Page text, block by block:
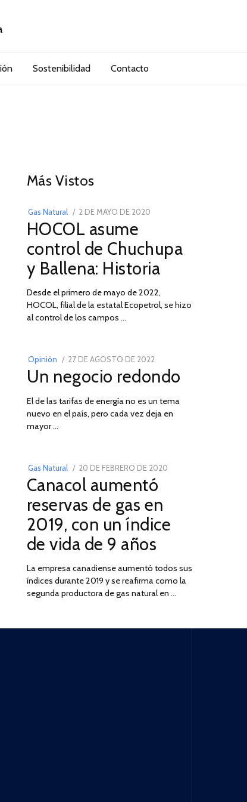
Sostenibilidad Contacto
Más Vistos
Gas Natural
POSTED
ON
2 DE MAYO DE 2020
DE
2026
HOCOL asume
control de Chuchupa
y Ballena: Historia
Desde el primero de mayo de 2022,
HOCOL, filial de la estatal Ecopetrol, se hizo
al control de los campos …
Opinión
POSTED
ON
27 DE AGOSTO DE 202230
DE
DE
2022
Un negocio redondo
El de las tarifas de energía no es un tema
nuevo en el país, pero cada vez deja en
mayor …
03
Gas Natural
POSTED
ON
20 DE FEBRERO DE 2020
2025
Canacol aumentó
reservas de gas en
2019, con un índice
de vida de 9 años
La empresa canadiense aumentó todos sus
índices durante 2019 y se reafirma como la
segunda productora de gas natural en …